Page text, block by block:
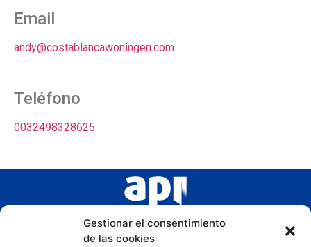
Gestionar el consentimiento
de las cookies
Email
andy@costablancawoningen.com
Teléfono
0032498328625